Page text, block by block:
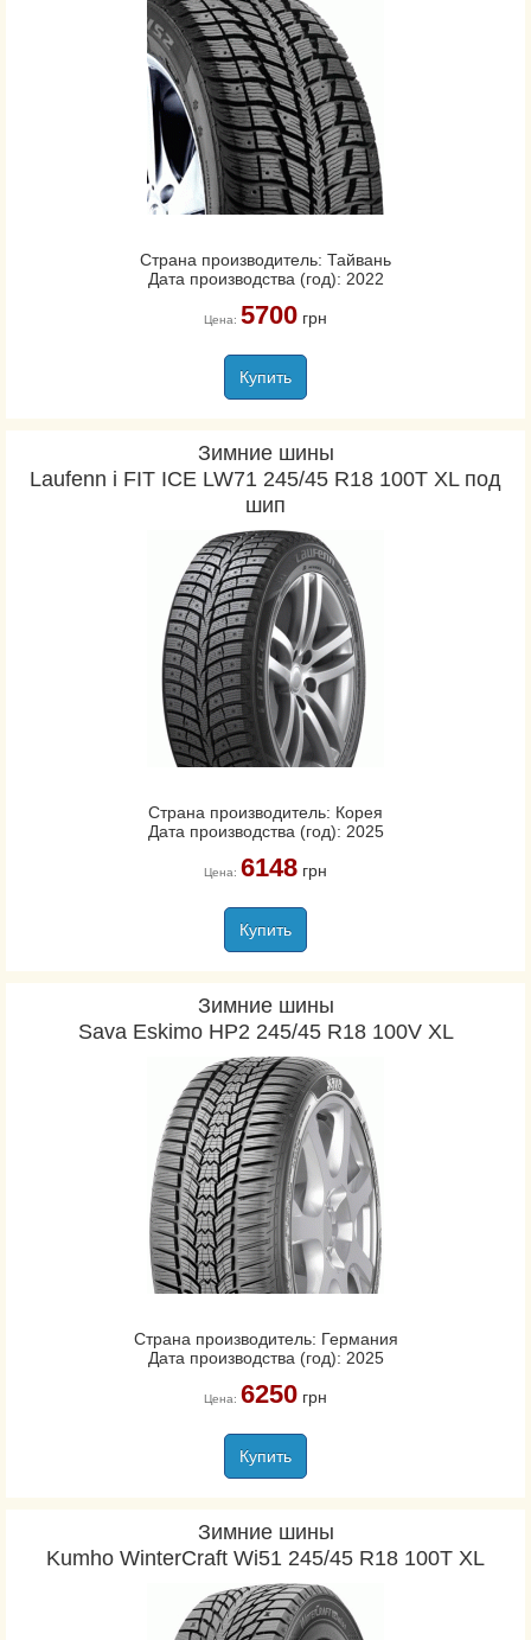
Страна производитель: Тайвань
Дата производства (год): 2022
Цена: 5700грн
Купить
Зимние шины
Laufenn i FIT ICE LW71 245/45 R18 100T XL под
шип
Страна производитель: Корея
Дата производства (год): 2025
Цена: 6148грн
Купить
Зимние шины
Sava Eskimo HP2 245/45 R18 100V XL
Страна производитель: Германия
Дата производства (год): 2025
Цена: 6250грн
Купить
Зимние шины
Kumho WinterCraft Wi51 245/45 R18 100T XL